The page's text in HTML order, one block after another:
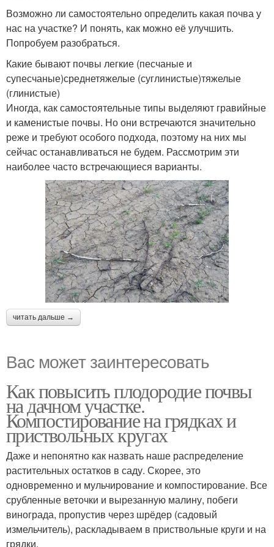
Возможно ли самостоятельно определить какая почва у
нас на участке? И понять, как можно её улучшить.
Попробуем разобраться.
Какие бывают почвы легкие (песчаные и
супесчаные)среднетяжелые (суглинистые)тяжелые
(глинистые)
Иногда, как самостоятельные типы выделяют гравийные
и каменистые почвы. Но они встречаются значительно
реже и требуют особого подхода, поэтому на них мы
сейчас останавливаться не будем. Рассмотрим эти
наиболее часто встречающиеся варианты.
читать дальше →
Вас может заинтересовать
Как повысить плодородие почвы
на дачном участке.
Компостирование на грядках и
приствольных кругах
Даже и непонятно как назвать наше распределение
растительных остатков в саду. Скорее, это
одновременно и мульчирование и компостирование. Все
срубленные веточки и вырезанную малину, побеги
винограда, пропустив через шрёдер (садовый
измельчитель), раскладываем в приствольные круги и на
грядки.